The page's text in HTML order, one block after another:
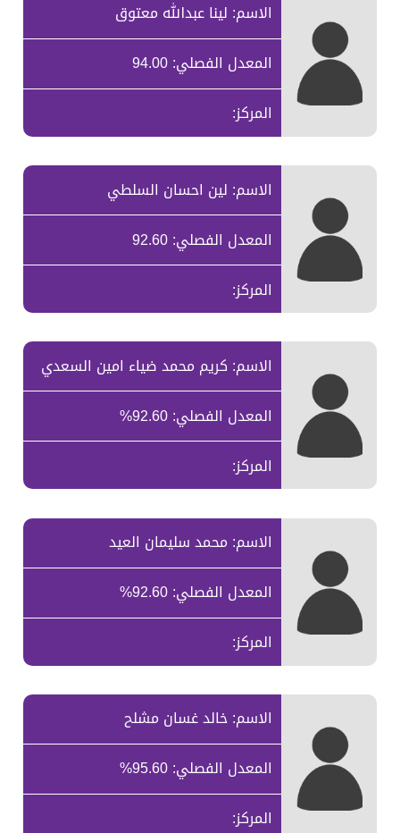
الاسم: لينا عبدالله معتوق
المعدل الفصلي: 94.00
المركز:
الاسم: لين احسان السلطي
المعدل الفصلي: 92.60
المركز:
الاسم: كريم محمد ضياء امين السعدي
المعدل الفصلي: 92.60%
المركز:
الاسم: محمد سليمان العيد
المعدل الفصلي: 92.60%
المركز:
الاسم: خالد غسان مشلح
المعدل الفصلي: 95.60%
المركز: